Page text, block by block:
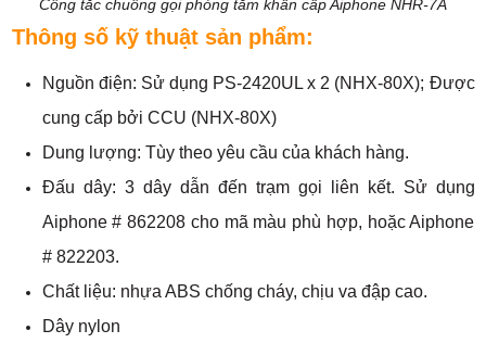
Công tắc chuông gọi phòng tắm khẩn cấp Aiphone NHR-7A
Thông số kỹ thuật sản phẩm:
Nguồn điện: Sử dụng PS-2420UL x 2 (NHX-80X); Được
cung cấp bởi CCU (NHX-80X)
Dung lượng: Tùy theo yêu cầu của khách hàng.
Đấu dây: 3 dây dẫn đến trạm gọi liên kết. Sử dụng
Aiphone # 862208 cho mã màu phù hợp, hoặc Aiphone
# 822203.
Chất liệu: nhựa ABS chống cháy, chịu va đập cao.
Dây nylon